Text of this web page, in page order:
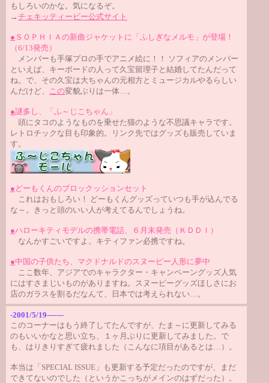
もしろいのかな。気になるぞ。
→チェキッティービー公式サイト
● ＳＯＰＨＩＡの新曲ジャケットに「ふしぎなメルモ」が登場！
（6/13発売）
メンバーも手塚プロの手でアニメ絵に！！ ソフィアのメンバー
といえば、キーボードの人って久宝留理子と結婚してたんだって
ね。で、その久宝は大ちゃんの元相方とミュージカルやるらしい
んだけど、 この変貌ぶりは一体…。
●謎多し、「ふ～じこちゃん」
頭にタコのようなものを乗せた猫のような不思議キャラです。
レトロチックな目も印象的。リンク先ではグッズも販売していま
す。
● どーもくんのブロックッションセット
これはおもしろい！ どーもくんグッズっていつも手が込んでる
な～。きっと頭のいい人が考えてるんでしょうね。
●ハローキティモデルの携帯電話、６月末発売（ＫＤＤＩ）
なんかすごいですよ。キティファン必携ですね。
●中国の子供たち、マクドナルドのスヌーピー人形に夢中
ここ数年、アジアでのキャラクター・キャンペーングッズ人気
にはすさまじいものがありますね。スヌーピーグッズほしさにお
店のガラスを割るだなんて、日本では考えられない…。
-2001/5/19-------
このコーナーはもう終了してたんですが、たま～に更新してみる
のもいいかなと思い立ち、１ヶ月ぶりに更新してみました。で
も、はりきりすぎて疲れました（こんなに項目があるとは…）。
本当は「SPECIAL ISSUE」も更新する予定だったのですが、まだ
できてないのでした（というかこっちがメインのはずだった）。